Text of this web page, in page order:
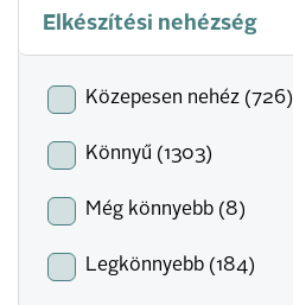
Elkészítési nehézség
Közepesen nehéz (726)
Könnyű (1303)
Még könnyebb (8)
Legkönnyebb (184)